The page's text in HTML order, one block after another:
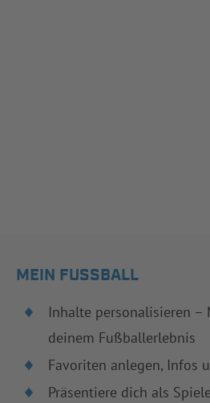
MEIN FUSSBALL
Inhalte personalisieren –
deinem Fußballerlebnis
Favoriten anlegen, Infos
Präsentiere dich als